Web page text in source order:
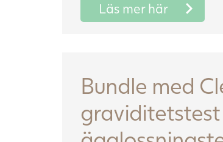
Läs mer här
Bundle med